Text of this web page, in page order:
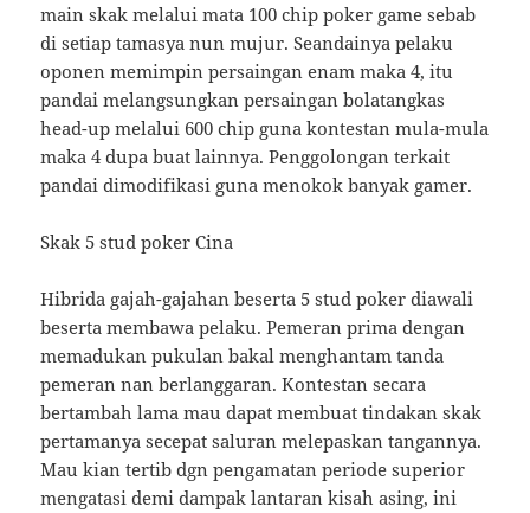
main skak melalui mata 100 chip poker game sebab
di setiap tamasya nun mujur. Seandainya pelaku
oponen memimpin persaingan enam maka 4, itu
pandai melangsungkan persaingan bolatangkas
head-up melalui 600 chip guna kontestan mula-mula
maka 4 dupa buat lainnya. Penggolongan terkait
pandai dimodifikasi guna menokok banyak gamer.
Skak 5 stud poker Cina
Hibrida gajah-gajahan beserta 5 stud poker diawali
beserta membawa pelaku. Pemeran prima dengan
memadukan pukulan bakal menghantam tanda
pemeran nan berlanggaran. Kontestan secara
bertambah lama mau dapat membuat tindakan skak
pertamanya secepat saluran melepaskan tangannya.
Mau kian tertib dgn pengamatan periode superior
mengatasi demi dampak lantaran kisah asing, ini